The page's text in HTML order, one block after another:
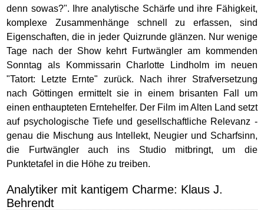
denn sowas?". Ihre analytische Schärfe und ihre Fähigkeit,
komplexe Zusammenhänge schnell zu erfassen, sind
Eigenschaften, die in jeder Quizrunde glänzen. Nur wenige
Tage nach der Show kehrt Furtwängler am kommenden
Sonntag als Kommissarin Charlotte Lindholm im neuen
"Tatort: Letzte Ernte" zurück. Nach ihrer Strafversetzung
nach Göttingen ermittelt sie in einem brisanten Fall um
einen enthaupteten Erntehelfer. Der Film im Alten Land setzt
auf psychologische Tiefe und gesellschaftliche Relevanz -
genau die Mischung aus Intellekt, Neugier und Scharfsinn,
die Furtwängler auch ins Studio mitbringt, um die
Punktetafel in die Höhe zu treiben.
Analytiker mit kantigem Charme: Klaus J.
Behrendt